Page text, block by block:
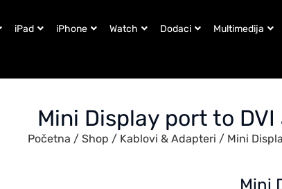
iPad iPhone Watch Dodaci Multimedija
Mini Display port to
Početna / Shop / Kablovi & Adapteri / Mini
Mini